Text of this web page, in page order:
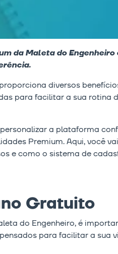
da Maleta do
diversos
para facilitar a sua rotina
a plataforma
Premium. Aqui, você
e como o sistema de
Gratuito
do Engenheiro, é
para facilitar a sua